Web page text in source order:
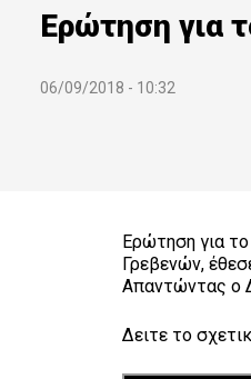
Ερώτηση για
06/09/2018 - 10:32
Ερώτηση για
Γρεβενών,
Απαντώντας ο
Δειτε το